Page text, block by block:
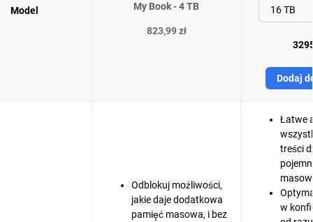
Model My Book - 4 TB
823,99 zł
Dodaj
Odblokuj możliwości,
jakie daje dodatkowa
pamięć masowa, i bez
Łatwe
treści
w